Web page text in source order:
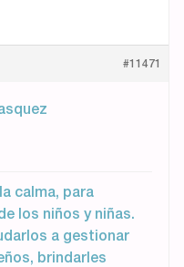
#11471
calma, para
los niños y niñas.
a gestionar
brindarles